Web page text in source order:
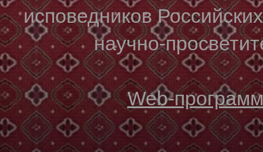
исповедников
научно-
Web-